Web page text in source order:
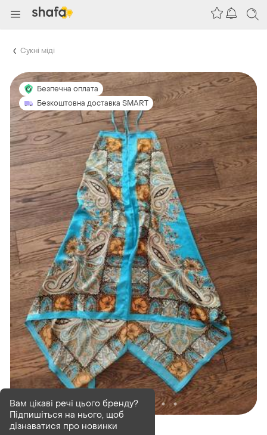
Сукні міді
Безпечна оплата
Безкоштовна доставка SMART
В наявності1 шт
Вам цікаві речі цього бренду?
Підпишіться на нього, щоб
дізнаватися про новинки